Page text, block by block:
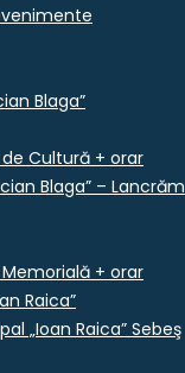
Blaga”
Cultură + orar
Blaga” – Lancrăm
+ orar
Raica”
„Ioan Raica” Sebeş